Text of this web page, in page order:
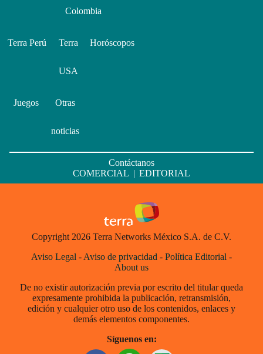
Colombia
Terra Perú Terra
USA
Horóscopos
Juegos Otras
noticias
Contáctanos
COMERCIAL | EDITORIAL
Copyright 2026 Terra Networks México S.A. de C.V.
Aviso Legal - Aviso de privacidad - Política Editorial -
About us
De no existir autorización previa por escrito del titular queda
expresamente prohibida la publicación, retransmisión,
edición y cualquier otro uso de los contenidos, enlaces y
demás elementos componentes.
Síguenos en: